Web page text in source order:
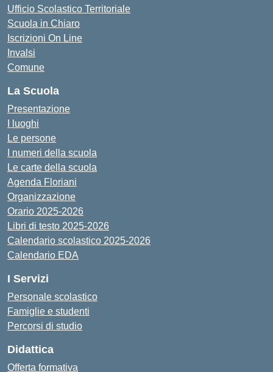
Ufficio Scolastico Territoriale
Scuola in Chiaro
Iscrizioni On Line
Invalsi
Comune
La Scuola
Presentazione
I luoghi
Le persone
I numeri della scuola
Le carte della scuola
Agenda Floriani
Organizzazione
Orario 2025-2026
Libri di testo 2025-2026
Calendario scolastico 2025-2026
Calendario EDA
I Servizi
Personale scolastico
Famiglie e studenti
Percorsi di studio
Didattica
Offerta formativa